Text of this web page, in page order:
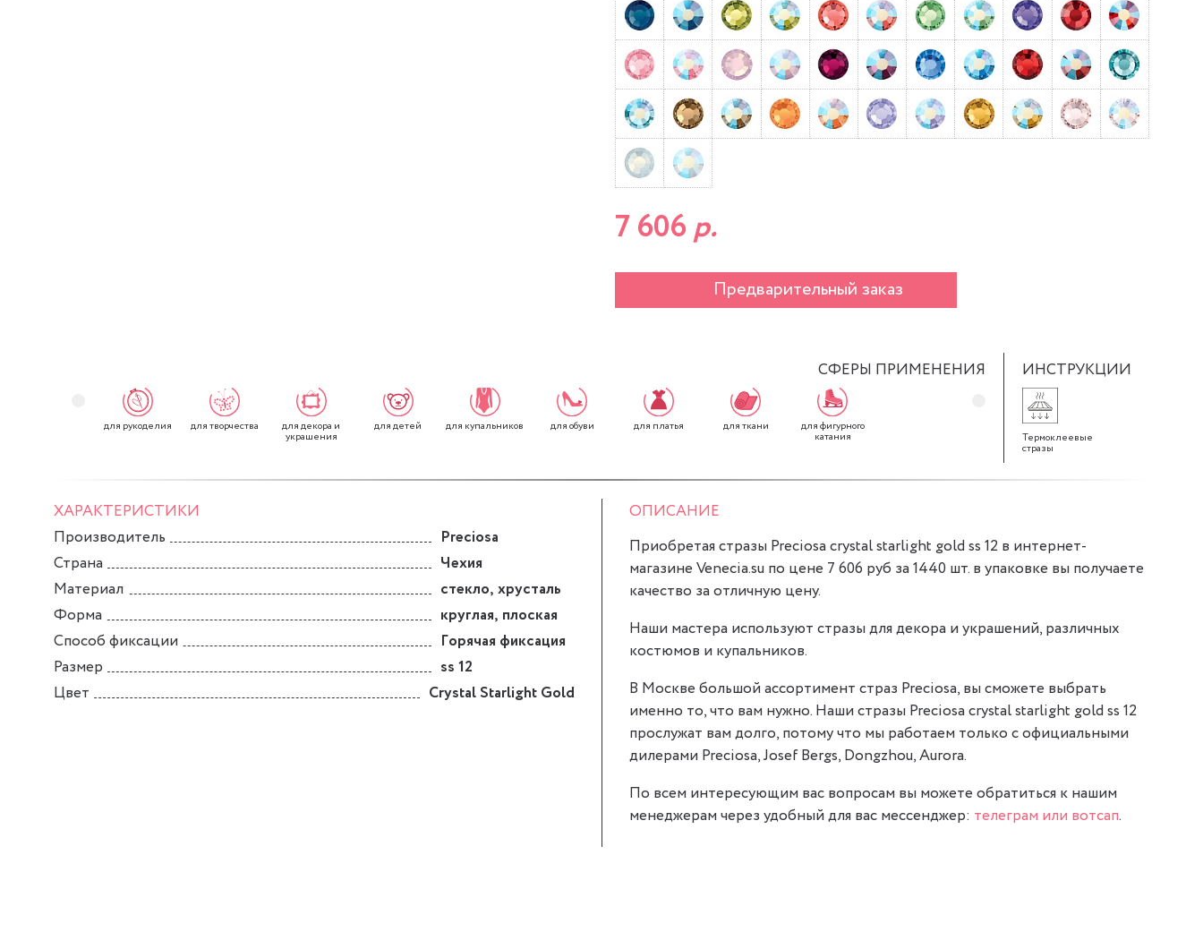
7 606р.
Предварительный заказ
СФЕРЫ ПРИМЕНЕНИЯ
для рукоделия для творчества для декора и
украшения
для детей для купальников для обуви для платья для ткани для фигурного
катания
ИНСТРУКЦИИ
Термоклеевые
стразы
ХАРАКТЕРИСТИКИ
Производитель
Preciosa
Страна
Чехия
Материал
стекло, хрусталь
Форма
круглая, плоская
Способ фиксации
Горячая фиксация
Размер
ss 12
Цвет
Crystal Starlight Gold
ОПИСАНИЕ
Приобретая стразы Preciosa crystal starlight gold ss 12 в интернет-
магазине Venecia.su по цене 7 606 руб за 1440 шт. в упаковке вы получаете
качество за отличную цену.
Наши мастера используют стразы для декора и украшений, различных
костюмов и купальников.
В Москве большой ассортимент страз Preciosa, вы сможете выбрать
именно то, что вам нужно. Наши стразы Preciosa crystal starlight gold ss 12
прослужат вам долго, потому что мы работаем только с официальными
дилерами Preciosa, Josef Bergs, Dongzhou, Aurora.
По всем интересующим вас вопросам вы можете обратиться к нашим
менеджерам через удобный для вас мессенджер: телеграм или вотсап.